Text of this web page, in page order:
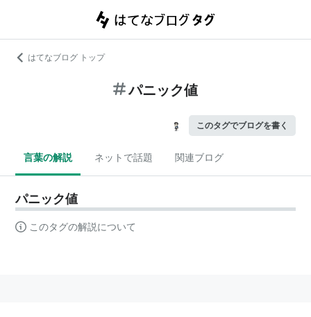
はてなブログ トップ
パニック値
このタグでブログを書く
言葉の解説 ネットで話題 関連ブログ
パニック値
このタグの解説について